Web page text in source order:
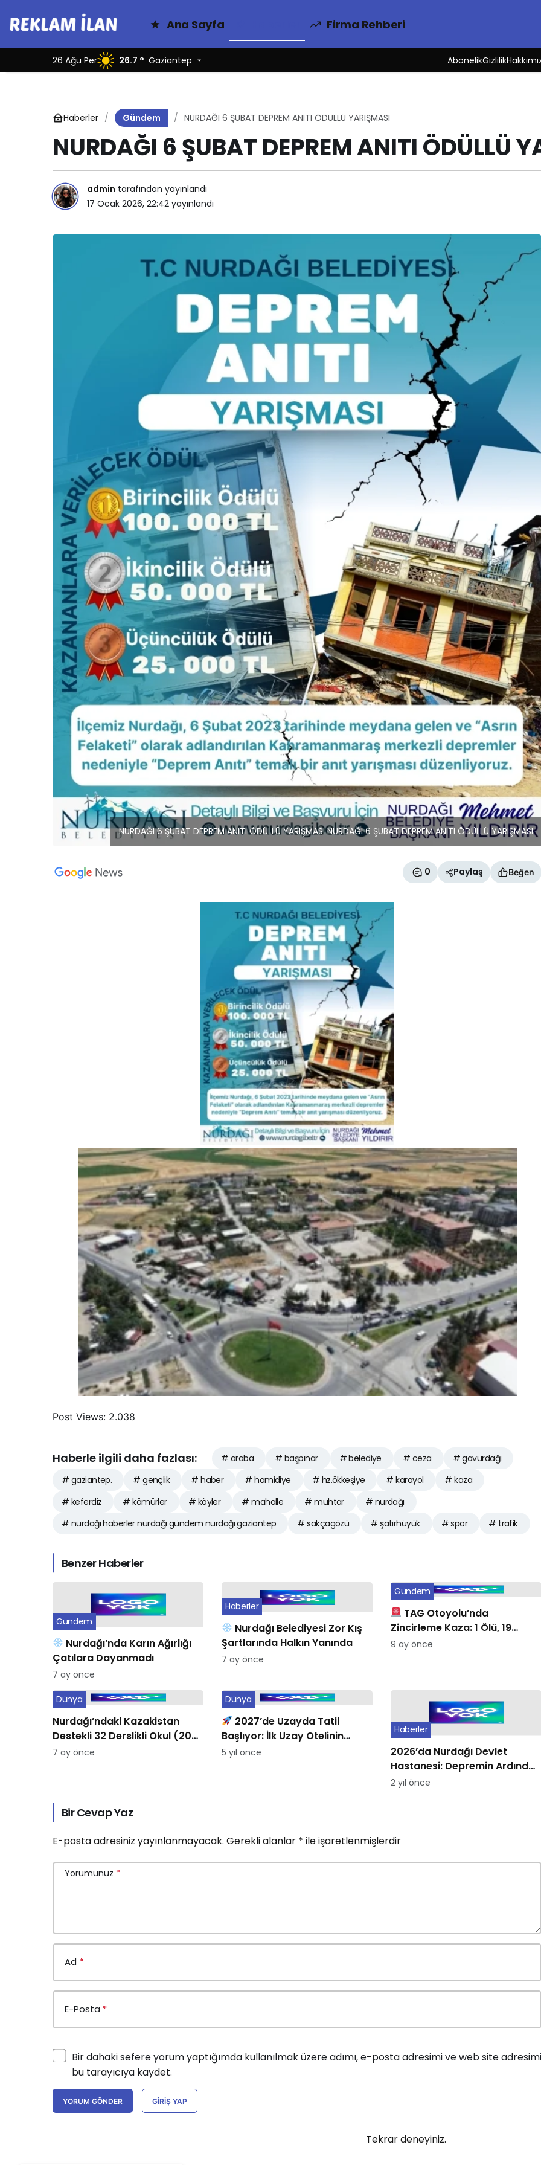
Ana Sayfa Firma Rehberi
26 Ağu Per 26.7 ° Gaziantep AbonelikGizlilik
Haberler Gündem NURDAĞI 6 ŞUBAT DEPREM ANITI ÖDÜLLÜ YARIŞMASI
NURDAĞI 6 ŞUBAT DEPREM ANITI ÖDÜLLÜ
admin tarafından yayınlandı
17 Ocak 2026, 22:42 yayınlandı
NURDAĞI 6 ŞUBAT DEPREM ANITI ÖDÜLLÜ YARIŞMASI NURDAĞI 6 ŞUBAT DEPREM ANITI ÖDÜLLÜ YARIŞMASI
0 Paylaş Beğen
Post Views: 2.038
Haberle ilgili daha fazlası: # araba # başpınar # belediye # ceza
# gavurdağı
# gaziantep.
# gençlik # haber # hamidiye # hz.ökkeşiye # karayol
# kaza
# keferdiz
# kömürler # köyler # mahalle # muhtar
# nurdağı
# nurdağı haberler nurdağı gündem nurdağı gaziantep
# sakçagözü # şatırhüyük # spor # trafik
Benzer Haberler
Nurdağı’nda Karın Ağırlığı
Çatılara Dayanmadı
Gündem
7 ay önce
Nurdağı Belediyesi Zor Kış
Şartlarında Halkın Yanında
Haberler
7 ay önce
TAG Otoyolu’nda
Zincirleme Kaza: 1 Ölü, 19
Yaralı
Gündem
9 ay önce
Nurdağı’ndaki Kazakistan
Destekli 32 Derslikli Okul (2026
Durumu)
Dünya
7 ay önce
2027’de Uzayda Tatil
Başlıyor: İlk Uzay Otelinin
Ücreti Açıklandı
Dünya
5 yıl önce
2026’da Nurdağı Devlet
Hastanesi: Depremin Ardından
Yeniden Doğuş
Haberler
2 yıl önce
Bir Cevap Yaz
E-posta adresiniz yayınlanmayacak. Gerekli alanlar * ile işaretlenmişlerdir
Yorumunuz *
Ad *
E-Posta *
Bir dahaki sefere yorum yaptığımda kullanılmak üzere adımı, e-posta adresimi ve web site adresimi
bu tarayıcıya kaydet.
YORUM GÖNDER GIRIŞ YAP
Tekrar deneyiniz.